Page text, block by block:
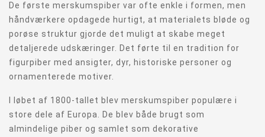
De første merskumspiber var ofte enkle i formen, men
håndværkere opdagede hurtigt, at materialets bløde og
porøse struktur gjorde det muligt at skabe meget
detaljerede udskæringer. Det førte til en tradition for
figurpiber med ansigter, dyr, historiske personer og
ornamenterede motiver.
I løbet af 1800-tallet blev merskumspiber populære i
store dele af Europa. De blev både brugt som
almindelige piber og samlet som dekorative